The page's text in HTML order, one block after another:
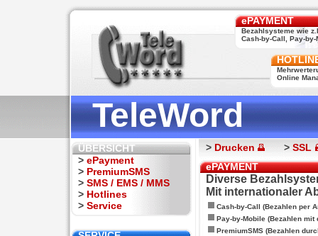
ePAYMENT
Bezahlsysteme wie
Cash-by-Call, Pay-by-
Online
TeleWord
ÜBERSICHT
> ePayment
> PremiumSMS
> SMS / EMS / MMS
> Hotlines
> Service
> Drucken > SSL
ePAYMENT
Diverse
Mit internationaler
Cash-by-Call (Bezahlen per
Pay-by-Mobile (Bezahlen mit
PremiumSMS (Bezahlen